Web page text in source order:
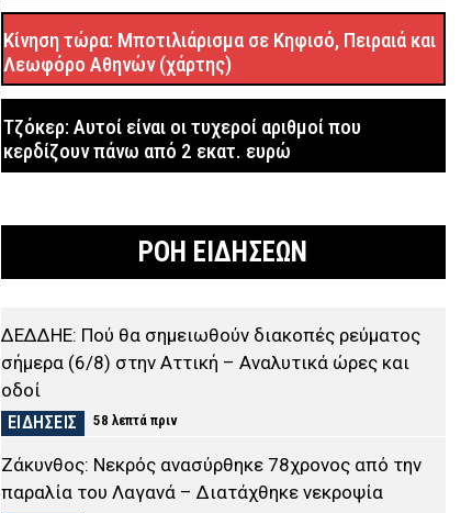
Κίνηση τώρα: Μποτιλιάρισμα σε Κηφισό, Πειραιά και
Λεωφόρο Αθηνών (χάρτης)
Τζόκερ: Αυτοί είναι οι τυχεροί αριθμοί που
κερδίζουν πάνω από 2 εκατ. ευρώ
ΡΟΗ ΕΙΔΗΣΕΩΝ
ΔΕΔΔΗΕ: Πού θα σημειωθούν διακοπές ρεύματος
σήμερα (6/8) στην Αττική – Αναλυτικά ώρες και
οδοί
ΕΙΔΗΣΕΙΣ 58 λεπτά πριν
Ζάκυνθος: Νεκρός ανασύρθηκε 78χρονος από την
παραλία του Λαγανά – Διατάχθηκε νεκροψία